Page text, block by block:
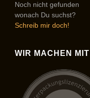
Noch nicht gefunden
wonach Du suchst?
Schreib mir doch!
WIR MACHEN